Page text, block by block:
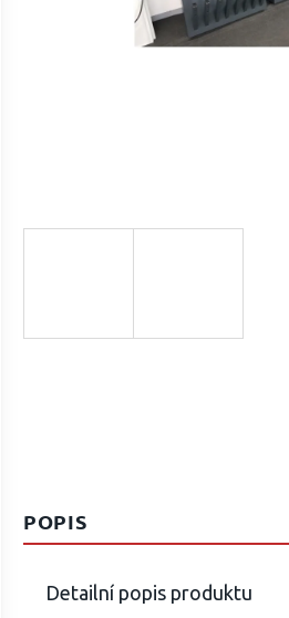
POPIS
Detailní popis produktu